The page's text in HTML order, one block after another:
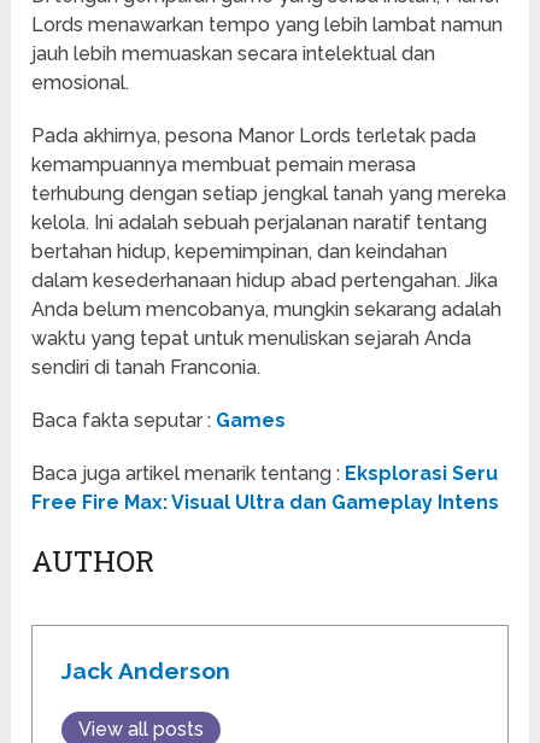
Lords menawarkan tempo yang lebih lambat namun
jauh lebih memuaskan secara intelektual dan
emosional.
Pada akhirnya, pesona Manor Lords terletak pada
kemampuannya membuat pemain merasa
terhubung dengan setiap jengkal tanah yang mereka
kelola. Ini adalah sebuah perjalanan naratif tentang
bertahan hidup, kepemimpinan, dan keindahan
dalam kesederhanaan hidup abad pertengahan. Jika
Anda belum mencobanya, mungkin sekarang adalah
waktu yang tepat untuk menuliskan sejarah Anda
sendiri di tanah Franconia.
Baca fakta seputar : Games
Baca juga artikel menarik tentang : Eksplorasi Seru
Free Fire Max: Visual Ultra dan Gameplay Intens
AUTHOR
Jack Anderson
View all posts